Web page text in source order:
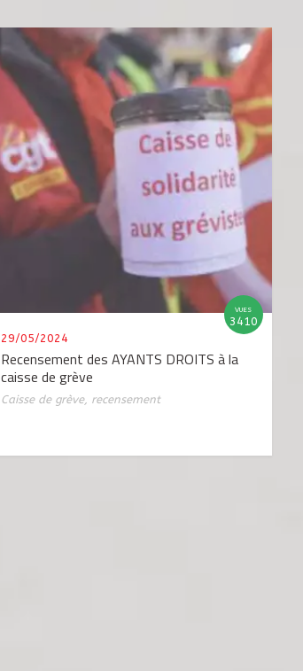
29/05/2024
Recensement des AYANTS DROITS à la
caisse de grève
Caisse de grève, recensement
VUES
3410